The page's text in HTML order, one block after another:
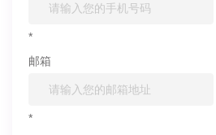
*
邮箱
*